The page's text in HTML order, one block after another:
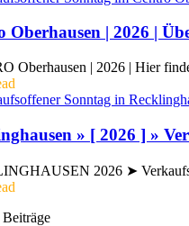
Oberhausen | 2026 |
Oberhausen | 2026 | Hier
» [ 2026 ] »
2026 ➤